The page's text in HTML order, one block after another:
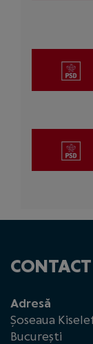
CONTACT
Adresă
Șoseaua
București